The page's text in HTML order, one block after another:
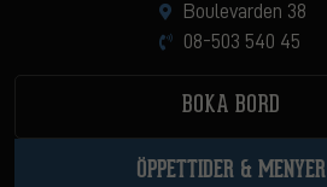
Boulevarden 38
08-503 540 45
BOKA BORD
ÖPPETTIDER & MENYER